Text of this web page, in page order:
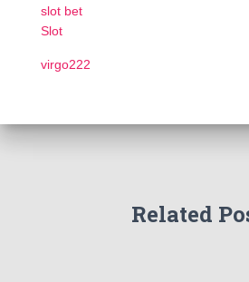
slot bet
Slot
virgo222
Related